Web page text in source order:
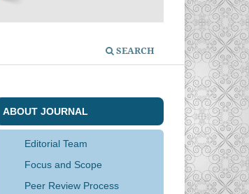
SEARCH
ABOUT JOURNAL
Editorial Team
Focus and Scope
Peer Review Process